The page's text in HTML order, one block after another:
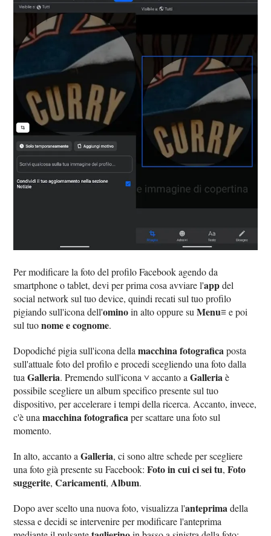
Per modificare la foto del profilo Facebook agendo da
smartphone o tablet, devi per prima cosa avviare l'appdel
social network sul tuo device, quindi recati sul tuo profilo
pigiando sull'icona dell'ominoin alto oppure suMenu≡e poi
sul tuonome e cognome.
Dopodiché pigia sull'icona dellamacchina fotograficaposta
sull'attuale foto del profilo e procedi scegliendo una foto dalla
tuaGalleria. Premendo sull'icona˅accanto aGalleriaè
possibile scegliere un album specifico presente sul tuo
dispositivo, per accelerare i tempi della ricerca. Accanto, invece,
c'è unamacchina fotograficaper scattare una foto sul
momento.
In alto, accanto aGalleria, ci sono altre schede per scegliere
una foto già presente su Facebook:Foto in cui ci sei tu,Foto
suggerite,Caricamenti, Album.
Dopo aver scelto una nuova foto, visualizza l'anteprimadella
stessa e decidi se intervenire per modificare l'anteprima